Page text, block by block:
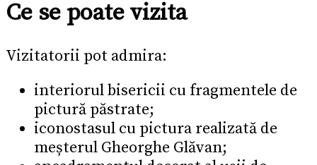
Ce se poate vizita
Vizitatorii pot admira:
interiorul bisericii cu fragmentele de
pictură păstrate;
iconostasul cu pictura realizată de
meșterul Gheorghe Glăvan;